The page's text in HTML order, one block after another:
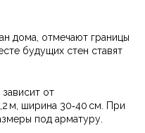
дома, отмечают границы
будущих стен ставят
от
м, ширина 30‑40 см. При
под арматуру.